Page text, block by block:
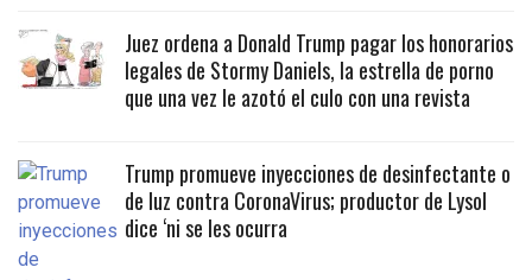
Juez ordena a Donald Trump pagar los honorarios
legales de Stormy Daniels, la estrella de porno
que una vez le azotó el culo con una revista
Trump promueve inyecciones de desinfectante o
de luz contra CoronaVirus; productor de Lysol
dice ‘ni se les ocurra